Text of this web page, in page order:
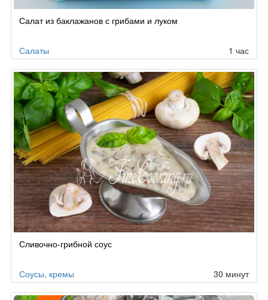
Салат из баклажанов с грибами и луком
Салаты 1 час
Сливочно-грибной соус
Соусы, кремы 30 минут